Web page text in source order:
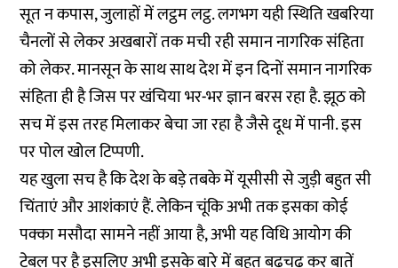
सूत न कपास, जुलाहों में लट्ठम लट्ठ. लगभग यही स्थिति खबरिया
चैनलों से लेकर अखबारों तक मची रही समान नागरिक संहिता
को लेकर. मानसून के साथ साथ देश में इन दिनों समान नागरिक
संहिता ही है जिस पर खंचिया भर-भर ज्ञान बरस रहा है. झूठ को
सच में इस तरह मिलाकर बेचा जा रहा है जैसे दूध में पानी. इस
पर पोल खोल टिप्पणी.
यह खुला सच है कि देश के बड़े तबके में यूसीसी से जुड़ी बहुत सी
चिंताएं और आशंकाएं हैं. लेकिन चूंकि अभी तक इसका कोई
पक्का मसौदा सामने नहीं आया है, अभी यह विधि आयोग की
टेबल पर है इसलिए अभी इसके बारे में बहुत बढ़चढ़ कर बातें